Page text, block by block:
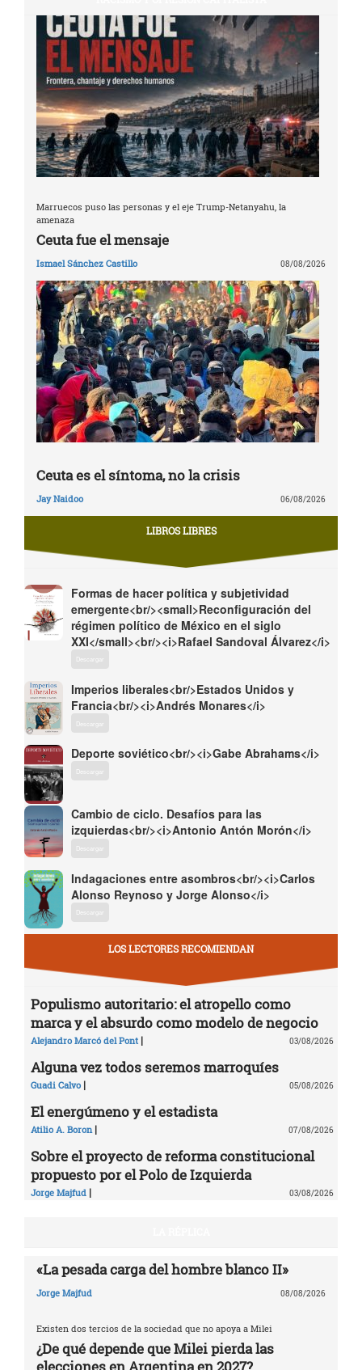
Marruecos puso las personas y el eje Trump-Netanyahu, la
amenaza
Ceuta fue el mensaje
Ismael Sánchez Castillo 08/08/2026
Ceuta es el síntoma, no la crisis
Jay Naidoo 06/08/2026
LIBROS LIBRES
Formas de hacer política y subjetividad
emergente<br/><small>Reconfiguración del
régimen político de México en el siglo
XXI</small><br/><i>Rafael Sandoval Álvarez</i>
Descargar
Imperios liberales<br/>Estados Unidos y
Francia<br/><i>Andrés Monares</i>
Descargar
Deporte soviético<br/><i>Gabe Abrahams</i>
Descargar
Cambio de ciclo. Desafíos para las
izquierdas<br/><i>Antonio Antón Morón</i>
Descargar
Indagaciones entre asombros<br/><i>Carlos
Alonso Reynoso y Jorge Alonso</i>
Descargar
LOS LECTORES RECOMIENDAN
Populismo autoritario: el atropello como
marca y el absurdo como modelo de negocio
Alejandro Marcó del Pont | 03/08/2026
Alguna vez todos seremos marroquíes
Guadi Calvo | 05/08/2026
El energúmeno y el estadista
Atilio A. Boron | 07/08/2026
Sobre el proyecto de reforma constitucional
propuesto por el Polo de Izquierda
Jorge Majfud | 03/08/2026
«La pesada carga del hombre blanco II»
Jorge Majfud 08/08/2026
Existen dos tercios de la sociedad que no apoya a Milei
¿De qué depende que Milei pierda las
elecciones en Argentina en 2027?